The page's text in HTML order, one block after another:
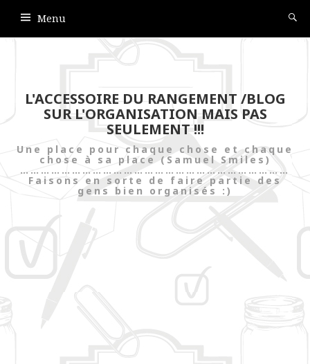
Menu
L'ACCESSOIRE DU RANGEMENT /BLOG
SUR L'ORGANISATION MAIS PAS
SEULEMENT !!!
Une place pour chaque chose et chaque
chose à sa place (Samuel Smiles)
……………………………………………………………………
Faisons en sorte de faire partie des
gens bien organisés :)